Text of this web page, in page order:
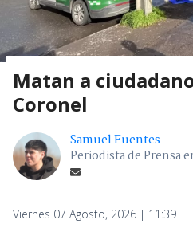
Matan a
Coronel
Samuel Fuentes
Periodista de Prensa
Viernes 07 Agosto, 2026 | 11:39